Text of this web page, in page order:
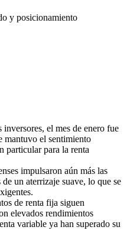
y posicionamiento
el mes de enero fue
mantuvo el sentimiento
particular para la renta
impulsaron aún más las
un aterrizaje suave, lo que se
de renta fija siguen
elevados rendimientos
variable ya han superado su